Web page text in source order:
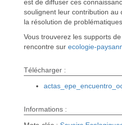
est de diffuser ces
soulignent leur contribution
la résolution de
Vous trouverez les supports
rencontre sur ecologie-
Télécharger :
Informations :